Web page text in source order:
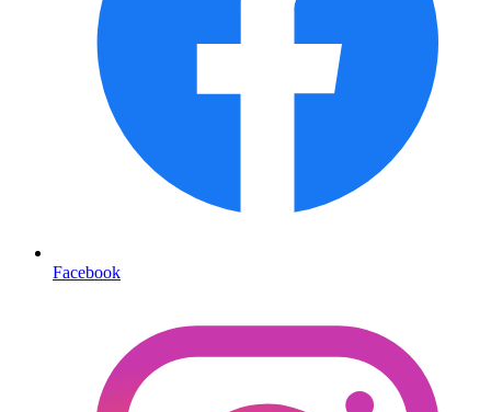
Facebook